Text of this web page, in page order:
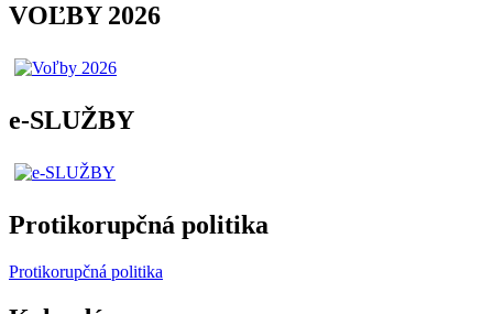
VOĽBY 2026
e-SLUŽBY
Protikorupčná politika
Protikorupčná politika